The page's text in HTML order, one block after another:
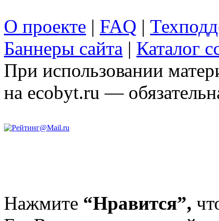
О проекте | FAQ |
Баннеры сайта | Каталог
При использовании
на ecobyt.ru —
Нажмите “Нравится”,